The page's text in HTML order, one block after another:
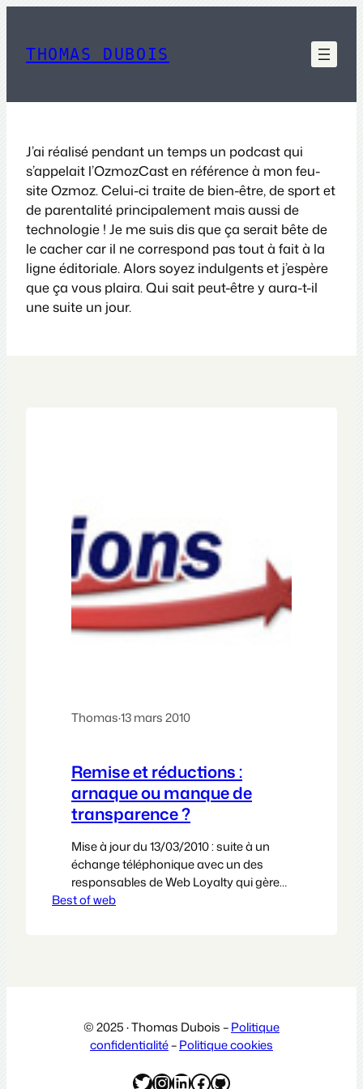
contenu
THOMAS DUBOIS
J’ai réalisé pendant un temps un podcast qui
s’appelait l’OzmozCast en référence à mon feu-
site Ozmoz. Celui-ci traite de bien-être, de sport et
de parentalité principalement mais aussi de
technologie ! Je me suis dis que ça serait bête de
le cacher car il ne correspond pas tout à fait à la
ligne éditoriale. Alors soyez indulgents et j’espère
que ça vous plaira. Qui sait peut-être y aura-t-il
une suite un jour.
Thomas·13 mars 2010
Remise et réductions :
arnaque ou manque de
transparence ?
Mise à jour du 13/03/2010 : suite à un
échange téléphonique avec un des
responsables de Web Loyalty qui gère
Remise et réductions, je mets ce billet à
Best of web
© 2025 · Thomas Dubois –Politique
confidentialité–Politique cookies
Twitter
Instagram
LinkedIn
Facebook
GitHub